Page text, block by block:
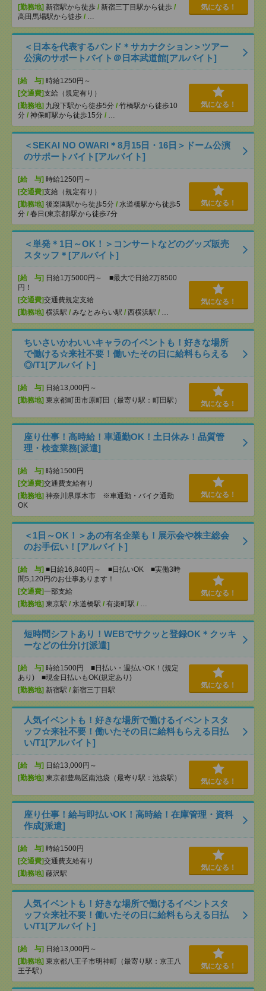
[勤務地] 新宿駅から徒歩 / 新宿三丁目駅から徒歩 /
高田馬場駅から徒歩 / …
気になる！
＜日本を代表するバンド＊サカナクション＞ツアー
公演のサポートバイト＠日本武道館[アルバイト]
[給 与] 時給1250円～
[交通費]支給（規定有り）
[勤務地] 九段下駅から徒歩5分 / 竹橋駅から徒歩10
分 / 神保町駅から徒歩15分 / …
気になる！
＜SEKAI NO OWARI＊8月15日・16日＞ドーム公演
のサポートバイト[アルバイト]
[給 与] 時給1250円～
[交通費]支給（規定有り）
[勤務地] 後楽園駅から徒歩5分 / 水道橋駅から徒歩5
分 / 春日(東京都)駅から徒歩7分
気になる！
＜単発＊1日～OK！＞コンサートなどのグッズ販売
スタッフ＊[アルバイト]
[給 与] 日給1万5000円～ ■最大で日給2万8500
円！
[交通費]交通費規定支給
[勤務地] 横浜駅 / みなとみらい駅 / 西横浜駅 / …
気になる！
ちいさいかわいいキャラのイベントも！好きな場所
で働ける☆来社不要！働いたその日に給料もらえる
◎/T1[アルバイト]
[給 与] 日給13,000円～
[勤務地] 東京都町田市原町田（最寄り駅：町田駅） 気になる！
座り仕事！高時給！車通勤OK！土日休み！品質管
理・検査業務[派遣]
[給 与] 時給1500円
[交通費]交通費支給有り
[勤務地] 神奈川県厚木市 ※車通勤・バイク通勤
OK
気になる！
＜1日～OK！＞あの有名企業も！展示会や株主総会
のお手伝い！[アルバイト]
[給 与] ■日給16,840円～ ■日払いOK ■実働3時
間5,120円のお仕事あります！
[交通費]一部支給
[勤務地] 東京駅 / 水道橋駅 / 有楽町駅 / …
気になる！
短時間シフトあり！WEBでサクッと登録OK＊クッキ
ーなどの仕分け[派遣]
[給 与] 時給1500円 ■日払い・週払いOK！(規定
あり) ■現金日払いもOK(規定あり)
[勤務地] 新宿駅 / 新宿三丁目駅
気になる！
人気イベントも！好きな場所で働けるイベントスタ
ッフ☆来社不要！働いたその日に給料もらえる日払
い/T1[アルバイト]
[給 与] 日給13,000円～
[勤務地] 東京都豊島区南池袋（最寄り駅：池袋駅） 気になる！
座り仕事！給与即払いOK！高時給！在庫管理・資料
作成[派遣]
[給 与] 時給1500円
[交通費]交通費支給有り
[勤務地] 藤沢駅
気になる！
人気イベントも！好きな場所で働けるイベントスタ
ッフ☆来社不要！働いたその日に給料もらえる日払
い/T1[アルバイト]
[給 与] 日給13,000円～
[勤務地] 東京都八王子市明神町（最寄り駅：京王八
王子駅）
気になる！